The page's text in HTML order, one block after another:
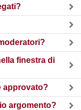
finestra di
approvato?
argomento?